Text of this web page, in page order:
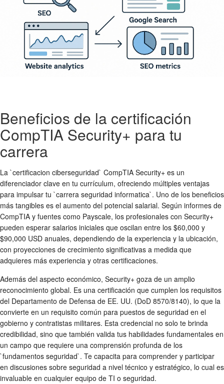
Beneficios de la certificación
CompTIA Security+ para tu
carrera
La `certificacion ciberseguridad` CompTIA Security+ es un
diferenciador clave en tu currículum, ofreciendo múltiples ventajas
para impulsar tu `carrera seguridad informatica`. Uno de los beneficios
más tangibles es el aumento del potencial salarial. Según informes de
CompTIA y fuentes como Payscale, los profesionales con Security+
pueden esperar salarios iniciales que oscilan entre los $60,000 y
$90,000 USD anuales, dependiendo de la experiencia y la ubicación,
con proyecciones de crecimiento significativas a medida que
adquieres más experiencia y otras certificaciones.
Además del aspecto económico, Security+ goza de un amplio
reconocimiento global. Es una certificación que cumplen los requisitos
del Departamento de Defensa de EE. UU. (DoD 8570/8140), lo que la
convierte en un requisito común para puestos de seguridad en el
gobierno y contratistas militares. Esta credencial no solo te brinda
credibilidad, sino que también valida tus habilidades fundamentales en
un campo que requiere una comprensión profunda de los
`fundamentos seguridad`. Te capacita para comprender y participar
en discusiones sobre seguridad a nivel técnico y estratégico, lo cual es
invaluable en cualquier equipo de TI o seguridad.